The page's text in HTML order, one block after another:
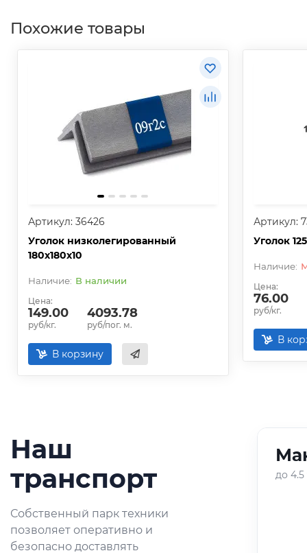
Похожие товары
Артикул: 36426
Уголок низколегированный
180х180х10
В наличии
Цена:
149.00
руб/кг.
4093.78
руб/пог. м.
В корзину
Артикул:
Уголок
Цена:
76.00
руб/кг.
В
Наш
транспорт
Собственный парк техники
позволяет оперативно и
безопасно доставлять
Оперативная доставка
небольших партий
металлопроката по городу и
до 4.5